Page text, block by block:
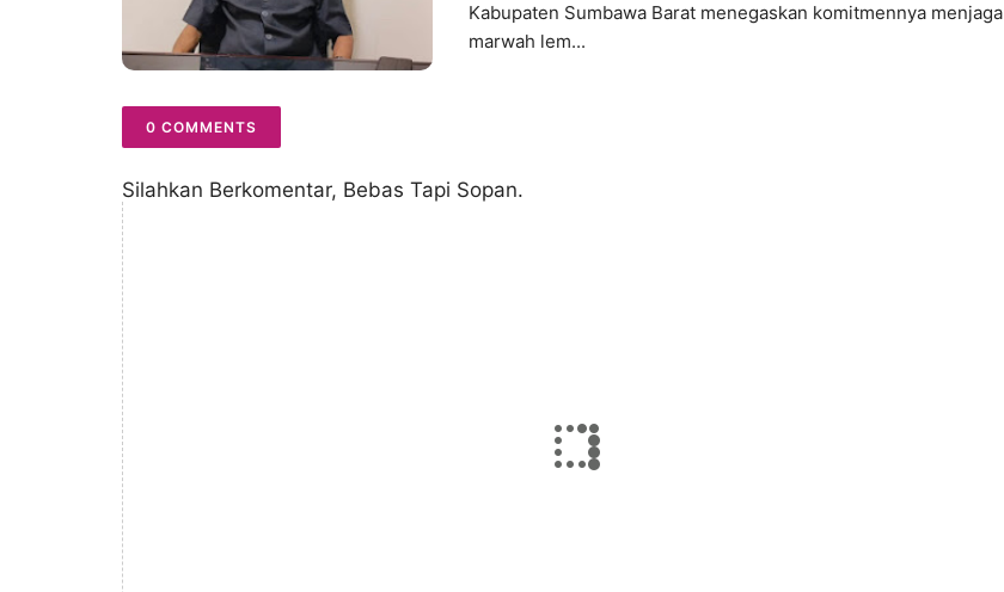
Kabupaten Sumbawa Barat menegaskan komitmennya menjaga
marwah lem...
0 COMMENTS
Silahkan Berkomentar, Bebas Tapi Sopan.